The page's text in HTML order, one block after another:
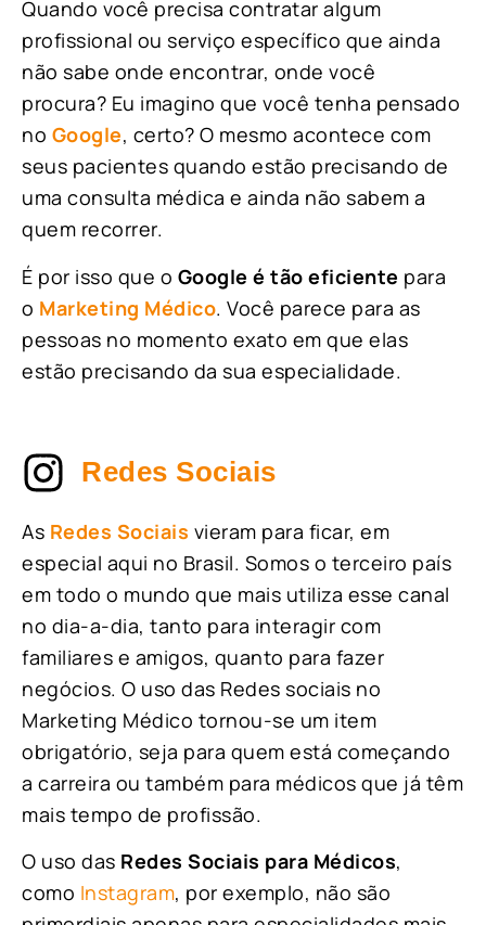
Quando você precisa contratar algum
profissional ou serviço específico que ainda
não sabe onde encontrar, onde você
procura? Eu imagino que você tenha pensado
no Google, certo? O mesmo acontece com
seus pacientes quando estão precisando de
uma consulta médica e ainda não sabem a
quem recorrer.
É por isso que o Google é tão eficiente para
o Marketing Médico. Você parece para as
pessoas no momento exato em que elas
estão precisando da sua especialidade.
Redes Sociais
As Redes Sociais vieram para ficar, em
especial aqui no Brasil. Somos o terceiro país
em todo o mundo que mais utiliza esse canal
no dia-a-dia, tanto para interagir com
familiares e amigos, quanto para fazer
negócios. O uso das Redes sociais no
Marketing Médico tornou-se um item
obrigatório, seja para quem está começando
a carreira ou também para médicos que já têm
mais tempo de profissão.
O uso das Redes Sociais para Médicos,
como Instagram, por exemplo, não são